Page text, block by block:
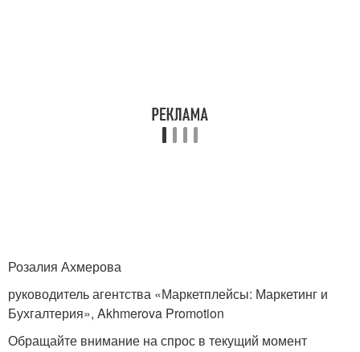
Розалия Ахмерова
руководитель агентства «Маркетплейсы: Маркетинг и
Бухгалтерия», Akhmerova Promotion
Обращайте внимание на спрос в текущий момент